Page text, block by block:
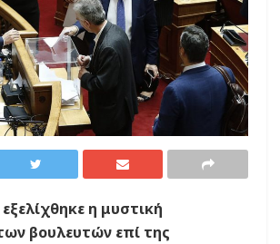
η μυστική
βουλευτών επί της